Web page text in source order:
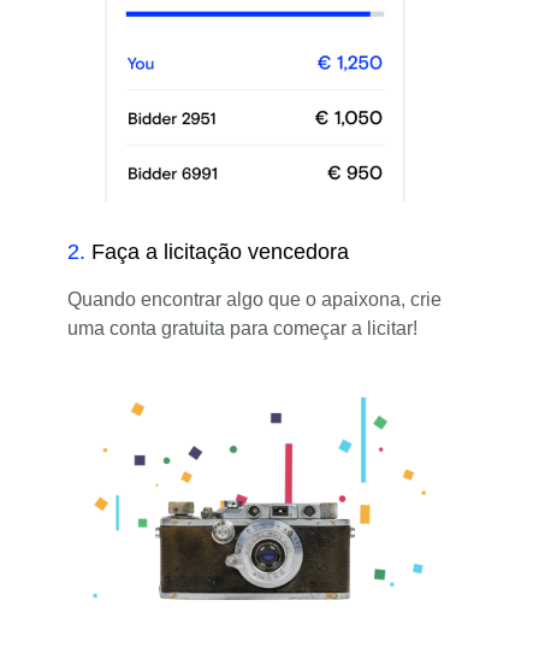
2. Faça a licitação vencedora
Quando encontrar algo que o apaixona, crie
uma conta gratuita para começar a licitar!